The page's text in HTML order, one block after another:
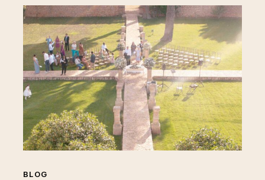
Il
cuore
verde
della
masseria
BLOG